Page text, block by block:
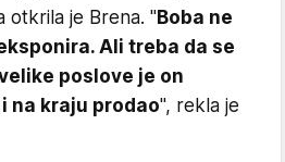
otkrila je Brena. "Boba ne
Ali treba da se
poslove je on
na kraju prodao", rekla je